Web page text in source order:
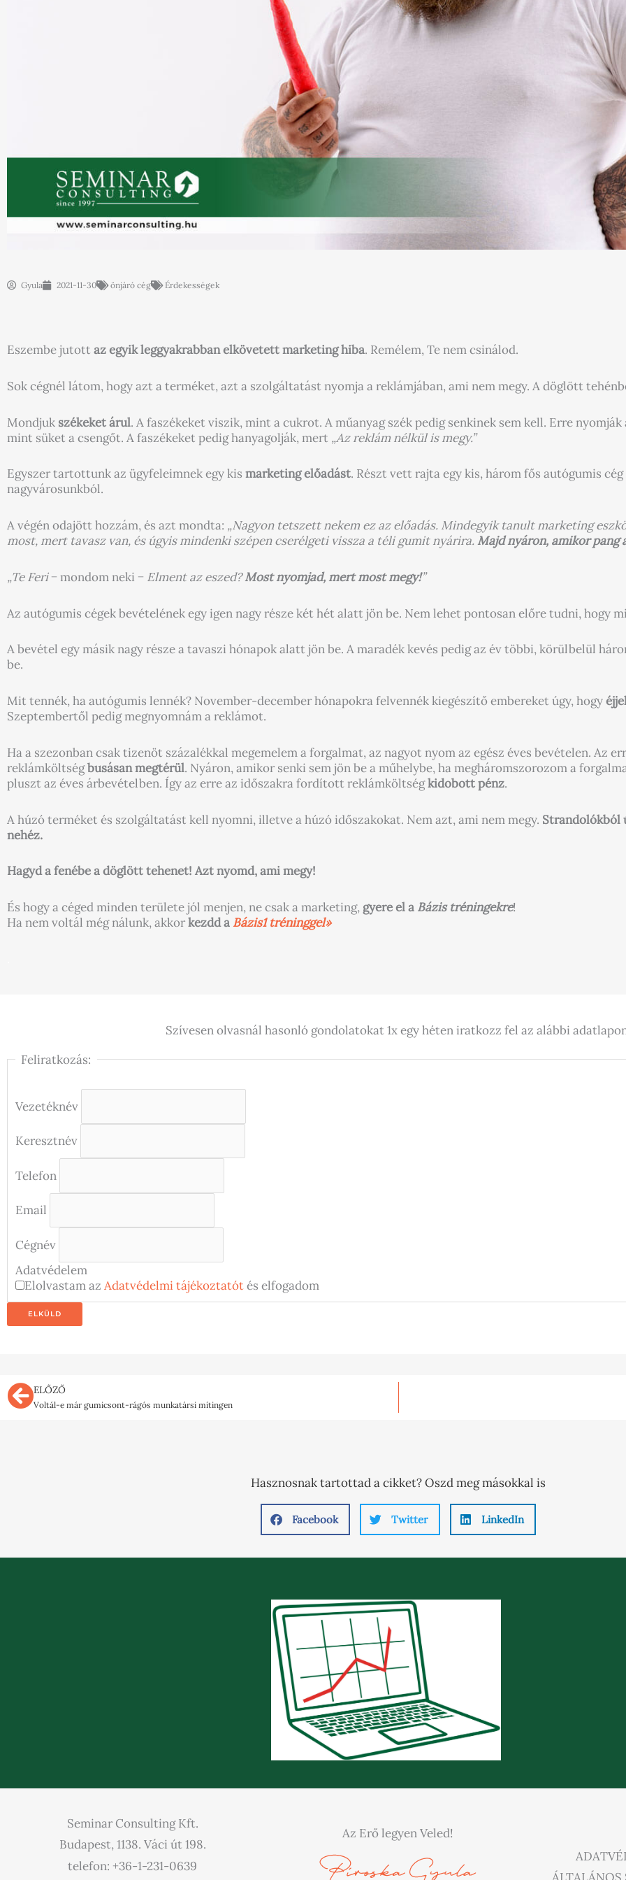
Gyula 2021-11-30 önjáró cég Érdekességek
Eszembe jutottaz egyik leggyakrabban elkövetett marketing hiba. Remélem, Te nem csinálod.
Sok cégnél látom, hogy azt a terméket, azt a szolgáltatást nyomja a reklámjában, ami nem megy. A döglött
Mondjuk székeket árul. A faszékeket viszik, mint a cukrot. A műanyag szék pedig senkinek sem kell. Erre
mint süket a csengőt. A faszékeket pedig hanyagolják, mert „Az reklám nélkül is megy.”
Egyszer tartottunk az ügyfeleimnek egy kis marketing előadást. Részt vett rajta egy kis, három fős autógumis
nagyvárosunkból.
A végén odajött hozzám, és azt mondta: „Nagyon tetszett nekem ez az előadás. Mindegyik tanult marketing
most, mert tavasz van, és úgyis mindenki szépen cserélgeti vissza a téli gumit nyárira. Majd nyáron, amikor pang
„Te Feri− mondom neki − Elment az eszed?Most nyomjad, mert most megy!”
Az autógumis cégek bevételének egy igen nagy része két hét alatt jön be. Nem lehet pontosan előre tudni, hogy
A bevétel egy másik nagy része a tavaszi hónapok alatt jön be. A maradék kevés pedig az év többi, körülbelül
be.
Mit tennék, ha autógumis lennék? November-december hónapokra felvennék kiegészítő embereket úgy, hogy
Szeptembertől pedig megnyomnám a reklámot.
Ha a szezonban csak tizenöt százalékkal megemelem a forgalmat, az nagyot nyom az egész éves bevételen. Az
reklámköltségbusásan megtérül. Nyáron, amikor senki sem jön be a műhelybe, ha megháromszorozom a
pluszt az éves árbevételben. Így az erre az időszakra fordított reklámköltségkidobott pénz.
A húzó terméket és szolgáltatást kell nyomni, illetve a húzó időszakokat. Nem azt, ami nem megy. Strandolókból
nehéz.
Hagyd a fenébe a döglött tehenet! Azt nyomd, ami megy!
És hogy a céged minden területe jól menjen, ne csak a marketing, gyere el a Bázis tréningekre!
Ha nem voltál még nálunk, akkorkezdd a Bázis1 tréninggel»
Szívesen olvasnál hasonló gondolatokat 1x egy héten iratkozz fel az alábbi
Feliratkozás:
Vezetéknév
Keresztnév
Telefon
Email
Cégnév
Adatvédelem
Elolvastam az Adatvédelmi tájékoztatótés elfogadom
Előző
ELŐZŐ
Voltál-e már gumicsont-rágós munkatársi mítingen
Hasznosnak tartottad a cikket? Oszd meg másokkal is
Facebook Twitter LinkedIn
Seminar Consulting Kft.
Budapest, 1138. Váci út 198.
telefon: +36-1-231-0639
Az Erő legyen Veled!